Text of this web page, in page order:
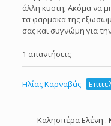
άλλη κυστη; Ακόμα να
τα φαρμακα της
σας και συγνώμη για
1 απαντήσεις
Ηλίας Καρναβάς
Καλησπέρα Ελένη .